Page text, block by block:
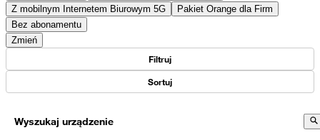
Z mobilnym Internetem Biurowym 5G
Pakiet Orange dla Firm
Bez abonamentu
Zmień
Filtruj
Sortuj
Wyszukaj urządzenie